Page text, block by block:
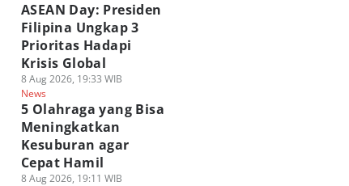
ASEAN Day: Presiden
Filipina Ungkap 3
Prioritas Hadapi
Krisis Global
8 Aug 2026, 19:33 WIB
News
5 Olahraga yang Bisa
Meningkatkan
Kesuburan agar
Cepat Hamil
8 Aug 2026, 19:11 WIB